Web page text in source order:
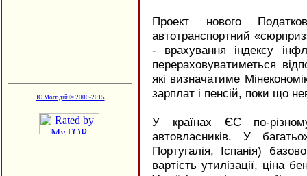
Ю.Молодій © 2000-2015
Проект нового
автотранспортний
- врахування індексу
перераховуватиметься
які визначатиме
зарплат і пенсій, поки що
У країнах ЄС по-
автовласників. У
Португалія, Іспанія)
вартість утилізації, ціна